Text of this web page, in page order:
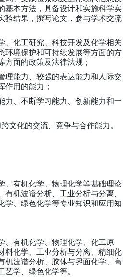
基本方法，具备设计和实施科学实
验结果，撰写论文，参与学术交流
、化工研究、科技开发及化学相关
环境保护和可持续发展等方面的方
方面的政策及法律法规；
理能力、较强的表达能力和人际交
作用的能力；
力、不断学习能力、创新能力和一
文化的交流、竞争与合作能力。
、有机化学、物理化学等基础理论
有机波谱分析、工业分析与分离、
学、绿色化学等专业知识和应用知
、有机化学、物理化学、化工原
料化学、工业分析与分离、精细化
机波谱分析、胶体与界面化学、高
艺学、绿色化学等。